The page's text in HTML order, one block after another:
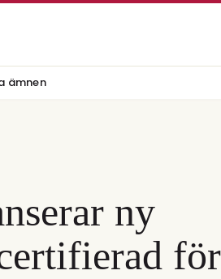
ämnen
ny
för